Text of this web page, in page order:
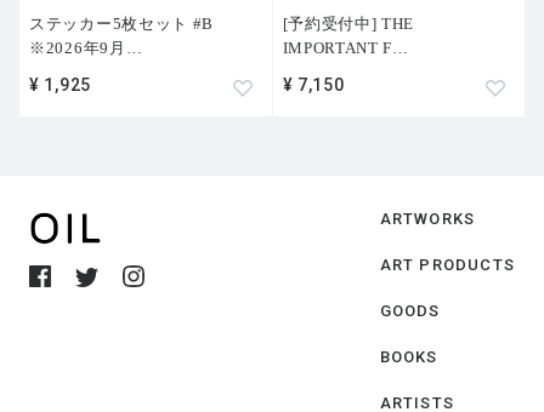
ステッカー5枚セット #B
※2026年9月 …
¥ 1,925
[予約受付中] THE
IMPORTANT F…
¥ 7,150
ARTWORKS
ART PRODUCTS
GOODS
BOOKS
ARTISTS